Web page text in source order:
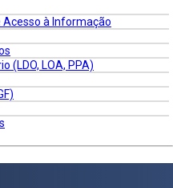
Acesso à Informação
(LDO, LOA, PPA)